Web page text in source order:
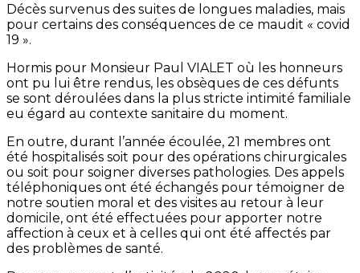
Décès survenus des suites de longues maladies, mais
pour certains des conséquences de ce maudit « covid
19 ».
Hormis pour Monsieur Paul VIALET où les honneurs
ont pu lui être rendus, les obsèques de ces défunts
se sont déroulées dans la plus stricte intimité familiale
eu égard au contexte sanitaire du moment.
En outre, durant l’année écoulée, 21 membres ont
été hospitalisés soit pour des opérations chirurgicales
ou soit pour soigner diverses pathologies. Des appels
téléphoniques ont été échangés pour témoigner de
notre soutien moral et des visites au retour à leur
domicile, ont été effectuées pour apporter notre
affection à ceux et à celles qui ont été affectés par
des problèmes de santé.